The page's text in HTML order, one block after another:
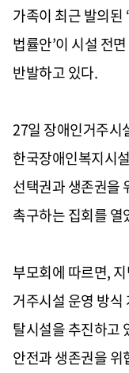
가족이 최근 발의된
법률안’이 시설 전
반발하고 있다.
27일 장애인거주시
한국장애인복지시
선택권과 생존권을
촉구하는 집회를 열
부모회에 따르면,
거주시설 운영 방식
탈시설을 추진하고
안전과 생존권을